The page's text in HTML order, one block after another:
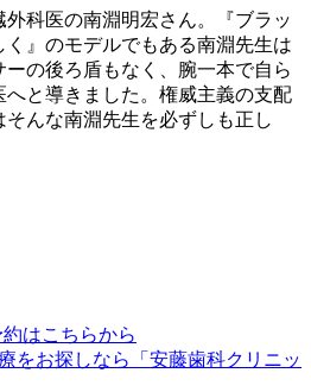
科医の南淵明宏さん。『ブラッ
く』のモデルでもある南淵先生は
の後ろ盾もなく、腕一本で自ら
へと導きました。権威主義の支配
んな南淵先生を必ずしも正し